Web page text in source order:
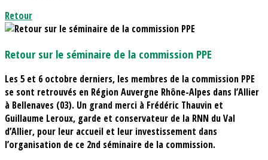
Retour
Retour sur le séminaire de la commission PPE
Les 5 et 6 octobre derniers, les membres de la commission PPE
se sont retrouvés en Région Auvergne Rhône-Alpes dans l’Allier
à Bellenaves (03). Un grand merci à Frédéric Thauvin et
Guillaume Leroux, garde et conservateur de la RNN du Val
d’Allier, pour leur accueil et leur investissement dans
l’organisation de ce 2nd séminaire de la commission.